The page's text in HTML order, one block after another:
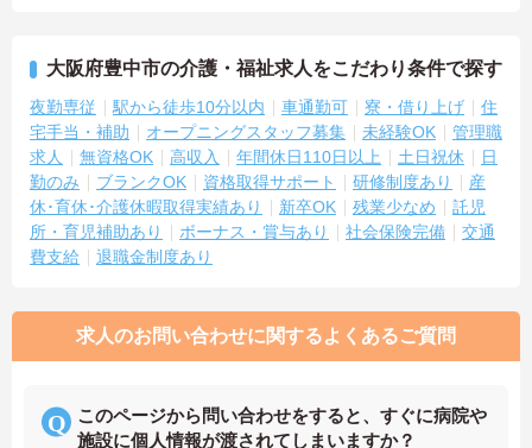
大阪府豊中市の介護・福祉求人をこだわり条件で探す
夜勤専従 駅から徒歩10分以内 車通勤可 寮・借り上げ
住
宅手当・補助
オープニングスタッフ募集 未経験OK
管理職
求人
無資格OK 高収入 年間休日110日以上 土日祝休
日
勤のみ
ブランクOK 資格取得サポート 研修制度あり
産
休･育休･介護休暇取得実績あり
新卒OK 残業少なめ
託児
所・育児補助あり
ボーナス・賞与あり 社会保険完備
交通
費支給
退職金制度あり
求人のお問い合わせに関するよくあるご質問
このページから問い合わせをすると、すぐに病院や
施設に個人情報が渡されてしまいますか？